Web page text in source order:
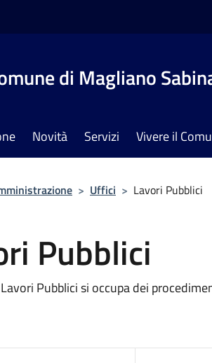
di Magliano
Novità Servizi Vivere il
> Uffici > Lavori Pubblici
Pubblici
Pubblici si occupa dei